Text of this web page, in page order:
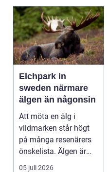
Elchpark in
sweden närmare
älgen än någonsin
Att möta en älg i
vildmarken står högt
på många resenärers
önskelista. Älgen är
Skandinaviens ikonis...
05 juli 2026